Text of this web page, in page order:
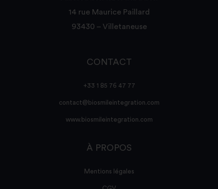
14 rue Maurice Paillard
93430 – Villetaneuse
CONTACT
+33 1 85 76 47 77
contact@biosmileintegration.com
www.biosmileintegration.com
À PROPOS
Mentions légales